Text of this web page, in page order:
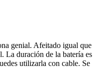
genial. Afeitado igual que
La duración de la batería es
utilizarla con cable. Se